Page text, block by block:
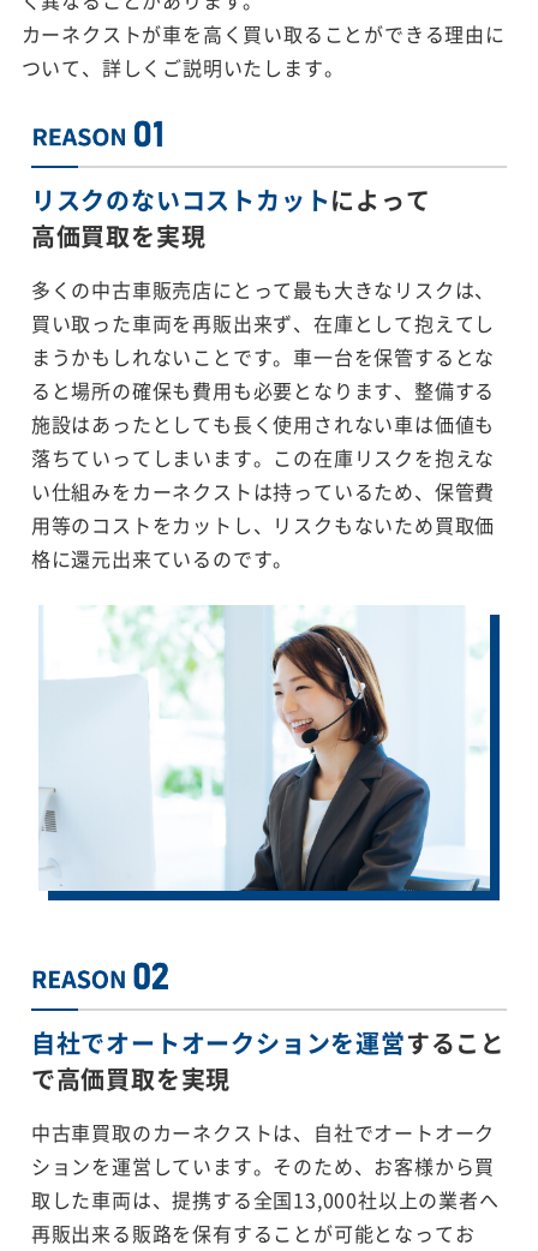
カーネクストが車を高く買い取ることができる理由に
ついて、詳しくご説明いたします。
リスクのないコストカットによって
高価買取を実現
多くの中古車販売店にとって最も大きなリスクは、
買い取った車両を再販出来ず、在庫として抱えてし
まうかもしれないことです。車一台を保管するとな
ると場所の確保も費用も必要となります、整備する
施設はあったとしても長く使用されない車は価値も
落ちていってしまいます。この在庫リスクを抱えな
い仕組みをカーネクストは持っているため、保管費
用等のコストをカットし、リスクもないため買取価
格に還元出来ているのです。
自社でオートオークションを運営すること
で高価買取を実現
中古車買取のカーネクストは、自社でオートオーク
ションを運営しています。そのため、お客様から買
取した車両は、提携する全国13,000社以上の業者へ
再販出来る販路を保有することが可能となってお